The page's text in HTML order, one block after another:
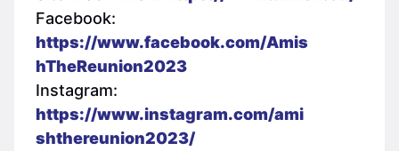
Facebook:
https://www.facebook.com/Amis
hTheReunion2023
Instagram:
https://www.instagram.com/ami
shthereunion2023/